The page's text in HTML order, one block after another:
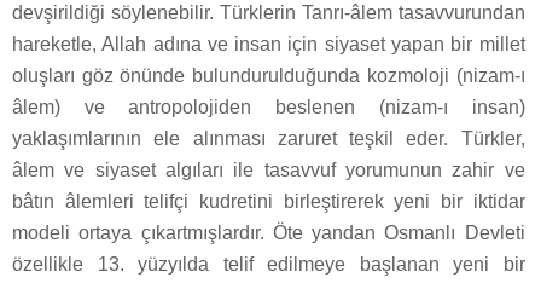
devşirildiği söylenebilir. Türklerin Tanrı-âlem tasavvurundan
hareketle, Allah adına ve insan için siyaset yapan bir millet
oluşları göz önünde bulundurulduğunda kozmoloji (nizam-ı
âlem) ve antropolojiden beslenen (nizam-ı insan)
yaklaşımlarının ele alınması zaruret teşkil eder. Türkler,
âlem ve siyaset algıları ile tasavvuf yorumunun zahir ve
bâtın âlemleri telifçi kudretini birleştirerek yeni bir iktidar
modeli ortaya çıkartmışlardır. Öte yandan Osmanlı Devleti
özellikle 13. yüzyılda telif edilmeye başlanan yeni bir